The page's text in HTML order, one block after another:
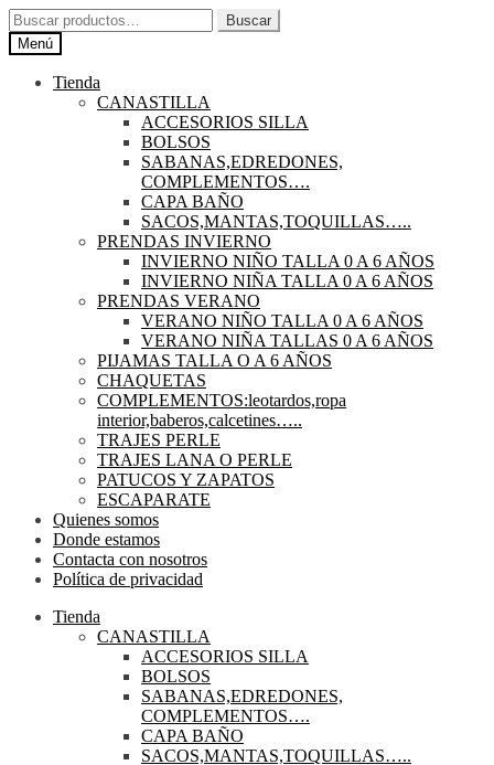
Ir
a
la
navegación
Ir
al
contenido
Buscar
por:
Buscar
Menú
Tienda
CANASTILLA
ACCESORIOS SILLA
BOLSOS
SABANAS,EDREDONES,
COMPLEMENTOS….
CAPA BAÑO
SACOS,MANTAS,TOQUILLAS…..
PRENDAS INVIERNO
INVIERNO NIÑO TALLA 0 A 6 AÑOS
INVIERNO NIÑA TALLA 0 A 6 AÑOS
PRENDAS VERANO
VERANO NIÑO TALLA 0 A 6 AÑOS
VERANO NIÑA TALLAS 0 A 6 AÑOS
PIJAMAS TALLA O A 6 AÑOS
CHAQUETAS
COMPLEMENTOS:leotardos,ropa
interior,baberos,calcetines…..
TRAJES PERLE
TRAJES LANA O PERLE
PATUCOS Y ZAPATOS
ESCAPARATE
Quienes somos
Donde estamos
Contacta con nosotros
Política de privacidad
Tienda
CANASTILLA
ACCESORIOS SILLA
BOLSOS
SABANAS,EDREDONES,
COMPLEMENTOS….
CAPA BAÑO
SACOS,MANTAS,TOQUILLAS…..